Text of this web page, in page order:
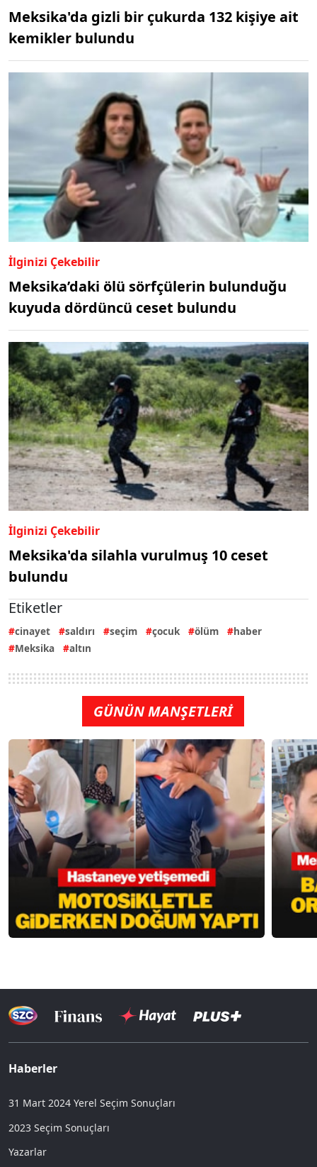
Meksika'da gizli bir çukurda 132 kişiye ait
kemikler bulundu
İlginizi Çekebilir
Meksika’daki ölü sörfçülerin bulunduğu
kuyuda dördüncü ceset bulundu
İlginizi Çekebilir
Meksika'da silahla vurulmuş 10 ceset
bulundu
Etiketler
cinayet saldırı seçim çocuk ölüm
haber
Meksika
altın
GÜNÜN MANŞETLERİ
Haberler
31 Mart 2024 Yerel Seçim Sonuçları
2023 Seçim Sonuçları
Yazarlar